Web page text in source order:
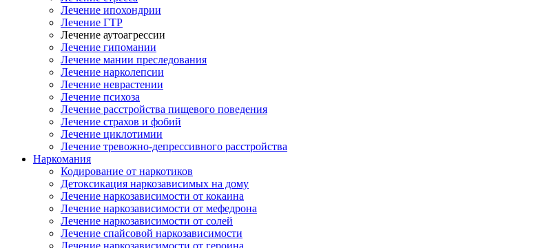
Лечение ипохондрии
Лечение ГТР
Лечение аутоагрессии
Лечение гипомании
Лечение мании преследования
Лечение нарколепсии
Лечение неврастении
Лечение психоза
Лечение расстройства пищевого поведения
Лечение страхов и фобий
Лечение циклотимии
Лечение тревожно-депрессивного расстройства
Наркомания
Кодирование от наркотиков
Детоксикация наркозависимых на дому
Лечение наркозависимости от кокаина
Лечение наркозависимости от мефедрона
Лечение наркозависимости от солей
Лечение спайсовой наркозависимости
Лечение наркозависимости от героина